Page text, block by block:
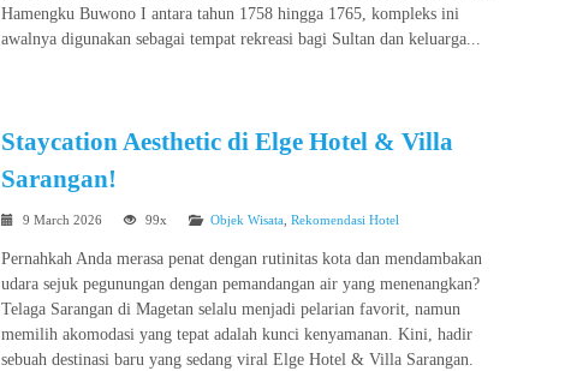
Hamengku Buwono I antara tahun 1758 hingga 1765, kompleks ini
awalnya digunakan sebagai tempat rekreasi bagi Sultan dan keluarga...
Staycation Aesthetic di Elge Hotel & Villa
Sarangan!
9 March 2026 99x Objek Wisata Rekomendasi Hotel
Pernahkah Anda merasa penat dengan rutinitas kota dan mendambakan
udara sejuk pegunungan dengan pemandangan air yang menenangkan?
Telaga Sarangan di Magetan selalu menjadi pelarian favorit, namun
memilih akomodasi yang tepat adalah kunci kenyamanan. Kini, hadir
sebuah destinasi baru yang sedang viral Elge Hotel & Villa Sarangan.